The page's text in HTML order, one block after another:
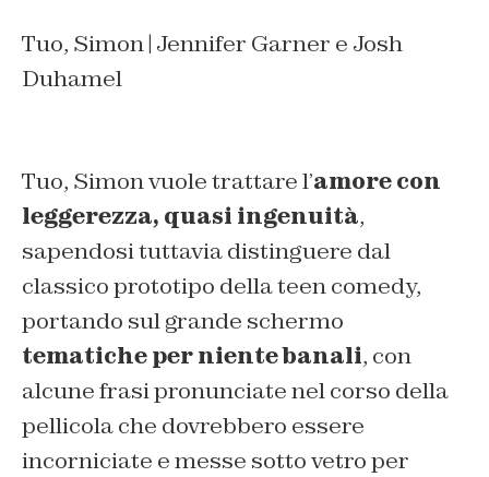
Tuo, Simon | Jennifer Garner e Josh
Duhamel
Tuo, Simon vuole trattare l’amore con
leggerezza, quasi ingenuità,
sapendosi tuttavia distinguere dal
classico prototipo della teen comedy,
portando sul grande schermo
tematiche per niente banali, con
alcune frasi pronunciate nel corso della
pellicola che dovrebbero essere
incorniciate e messe sotto vetro per